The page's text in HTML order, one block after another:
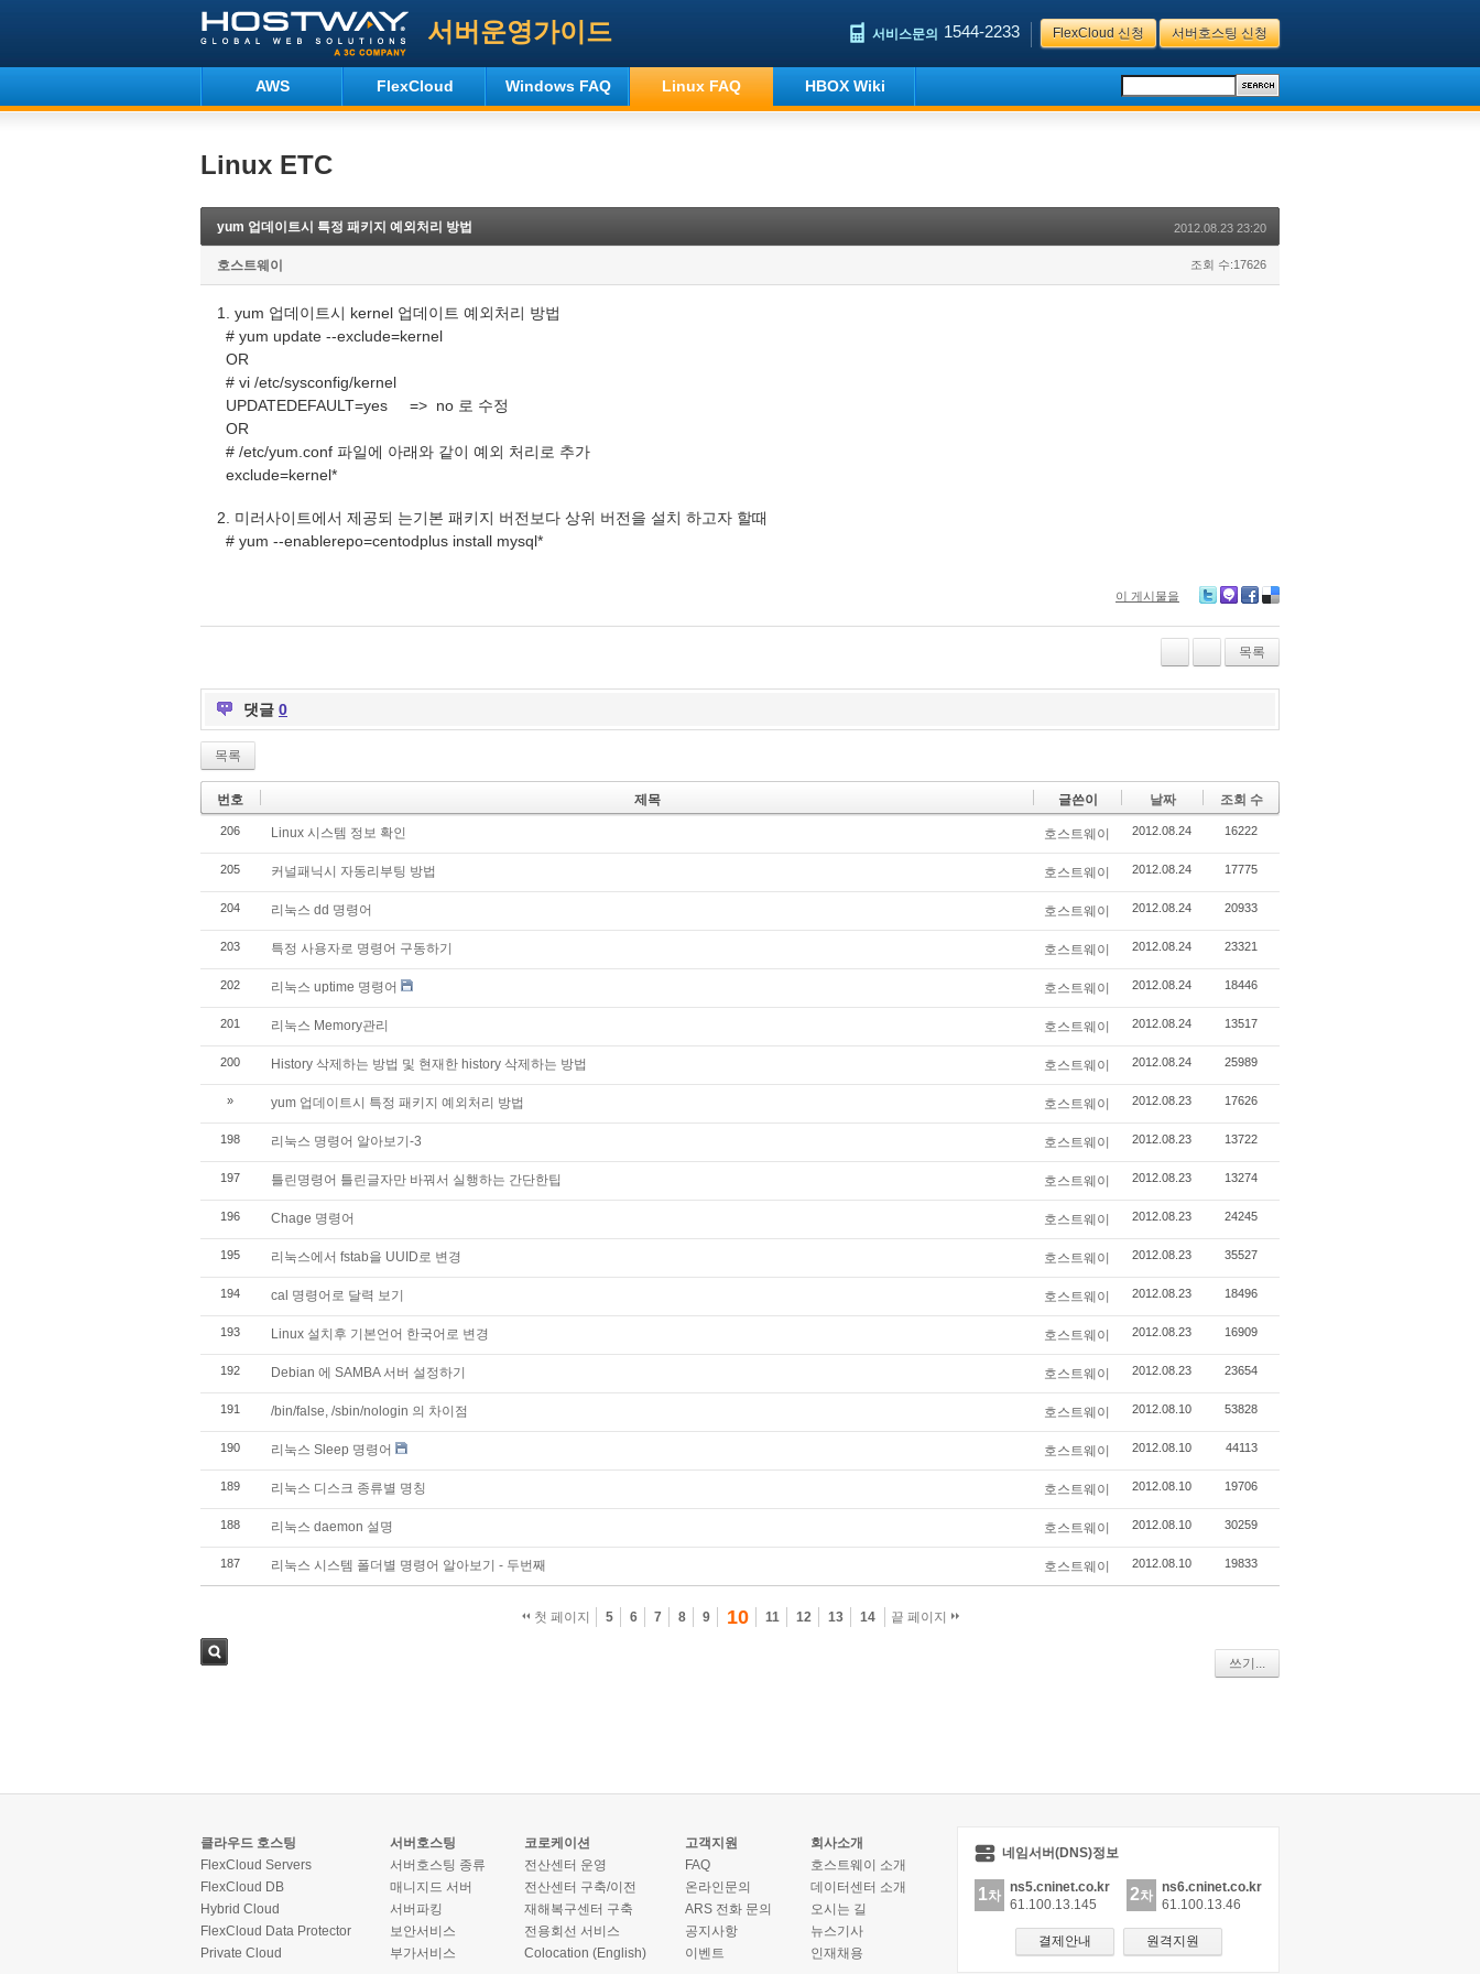
서버운영가이드 서비스문의 1544-2233 FlexCloud 신청 서버호스팅 신청
AWS FlexCloud Windows FAQ Linux FAQ HBOX Wiki
Linux ETC
yum 업데이트시 특정 패키지 예외처리 방법 2012.08.23 23:20
호스트웨이 조회 수:17626
1. yum 업데이트시 kernel 업데이트 예외처리 방법
# yum update --exclude=kernel
OR
# vi /etc/sysconfig/kernel
UPDATEDEFAULT=yes => no 로 수정
OR
# /etc/yum.conf 파일에 아래와 같이 예외 처리로 추가
exclude=kernel*
2. 미러사이트에서 제공되 는기본 패키지 버전보다 상위 버전을 설치 하고자 할때
# yum --enablerepo=centodplus install mysql*
이 게시물을
itte e2
y
ce
bo
ok
lici
ou
s
목록
댓글 0
목록
번호 제목 글쓴이 날짜 조회 수
206 Linux 시스템 정보 확인 호스트웨이 2012.08.24 16222
205 커널패닉시 자동리부팅 방법 호스트웨이 2012.08.24 17775
204 리눅스 dd 명령어 호스트웨이 2012.08.24 20933
203 특정 사용자로 명령어 구동하기 호스트웨이 2012.08.24 23321
202 리눅스 uptime 명령어 호스트웨이 2012.08.24 18446
201 리눅스 Memory관리 호스트웨이 2012.08.24 13517
200 History 삭제하는 방법 및 현재한 history 삭제하는 방법 호스트웨이 2012.08.24 25989
» yum 업데이트시 특정 패키지 예외처리 방법 호스트웨이 2012.08.23 17626
198 리눅스 명령어 알아보기-3 호스트웨이 2012.08.23 13722
197 틀린명령어 틀린글자만 바꿔서 실행하는 간단한팁 호스트웨이 2012.08.23 13274
196 Chage 명령어 호스트웨이 2012.08.23 24245
195 리눅스에서 fstab을 UUID로 변경 호스트웨이 2012.08.23 35527
194 cal 명령어로 달력 보기 호스트웨이 2012.08.23 18496
193 Linux 설치후 기본언어 한국어로 변경 호스트웨이 2012.08.23 16909
192 Debian 에 SAMBA 서버 설정하기 호스트웨이 2012.08.23 23654
191 /bin/false, /sbin/nologin 의 차이점 호스트웨이 2012.08.10 53828
190 리눅스 Sleep 명령어 호스트웨이 2012.08.10 44113
189 리눅스 디스크 종류별 명칭 호스트웨이 2012.08.10 19706
188 리눅스 daemon 설명 호스트웨이 2012.08.10 30259
187 리눅스 시스템 폴더별 명령어 알아보기 - 두번째 호스트웨이 2012.08.10 19833
첫 페이지 5 6 7 8 9 10 11 12 13 14 끝 페이지
쓰기...
클라우드 호스팅
FlexCloud Servers
FlexCloud DB
Hybrid Cloud
FlexCloud Data Protector
Private Cloud
서버호스팅
서버호스팅 종류
매니지드 서버
서버파킹
보안서비스
부가서비스
코로케이션
전산센터 운영
전산센터 구축/이전
재해복구센터 구축
전용회선 서비스
Colocation (English)
고객지원
FAQ
온라인문의
ARS 전화 문의
공지사항
이벤트
회사소개
호스트웨이 소개
데이터센터 소개
오시는 길
뉴스기사
인재채용
네임서버(DNS)정보
1차
ns5.cninet.co.kr
61.100.13.145
2차
ns6.cninet.co.kr
61.100.13.46
결제안내 원격지원